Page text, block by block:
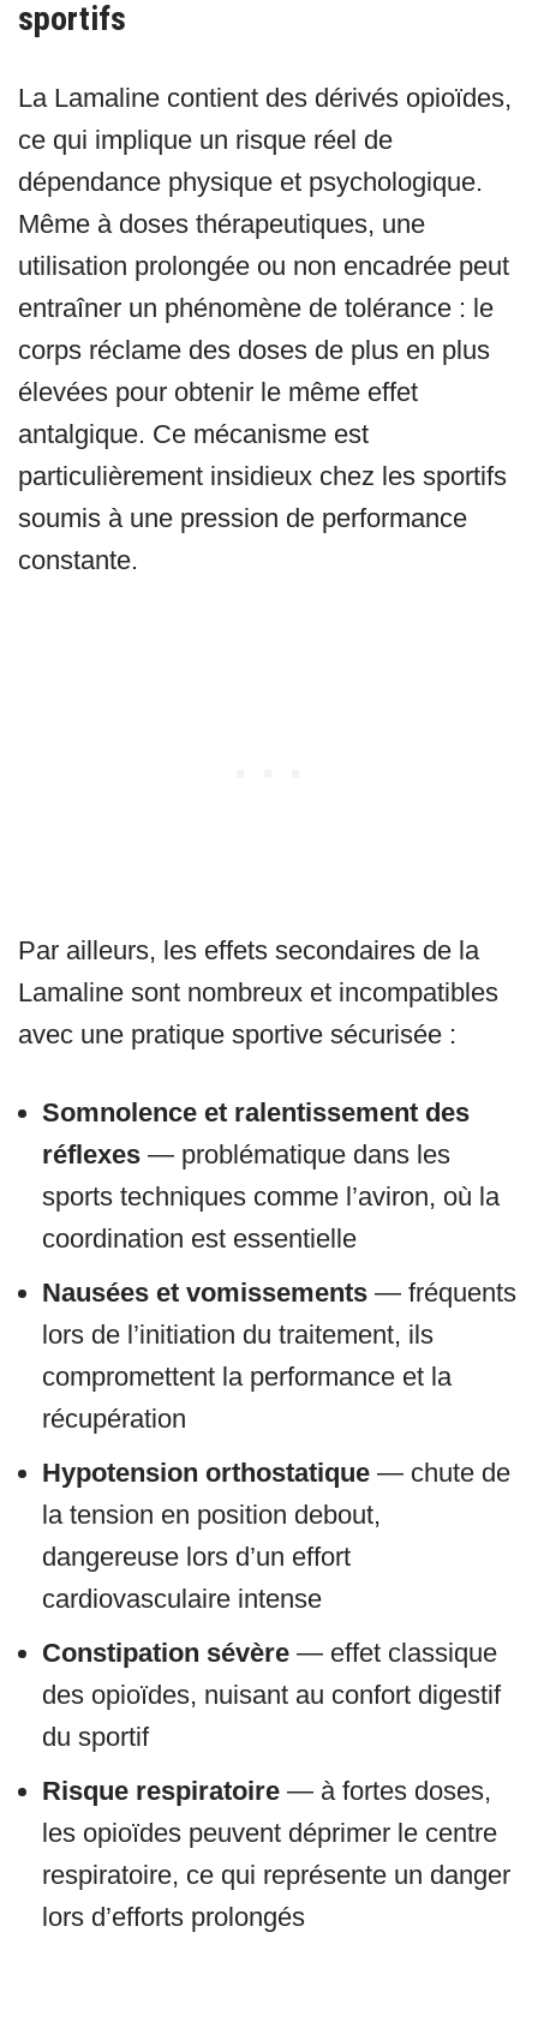
sportifs
La Lamaline contient des dérivés opioïdes,
ce qui implique un risque réel de
dépendance physique et psychologique.
Même à doses thérapeutiques, une
utilisation prolongée ou non encadrée peut
entraîner un phénomène de tolérance : le
corps réclame des doses de plus en plus
élevées pour obtenir le même effet
antalgique. Ce mécanisme est
particulièrement insidieux chez les sportifs
soumis à une pression de performance
constante.
Par ailleurs, les effets secondaires de la
Lamaline sont nombreux et incompatibles
avec une pratique sportive sécurisée :
Somnolence et ralentissement des
réflexes — problématique dans les
sports techniques comme l’aviron, où la
coordination est essentielle
Nausées et vomissements — fréquents
lors de l’initiation du traitement, ils
compromettent la performance et la
récupération
Hypotension orthostatique — chute de
la tension en position debout,
dangereuse lors d’un effort
cardiovasculaire intense
Constipation sévère — effet classique
des opioïdes, nuisant au confort digestif
du sportif
Risque respiratoire — à fortes doses,
les opioïdes peuvent déprimer le centre
respiratoire, ce qui représente un danger
lors d’efforts prolongés